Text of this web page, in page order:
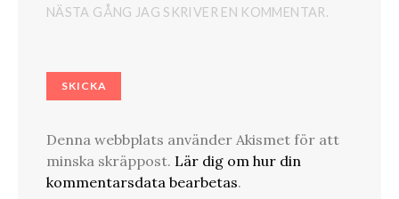
NÄSTA GÅNG JAG SKRIVER EN KOMMENTAR.
Denna webbplats använder Akismet för att
minska skräppost. Lär dig om hur din
kommentarsdata bearbetas.